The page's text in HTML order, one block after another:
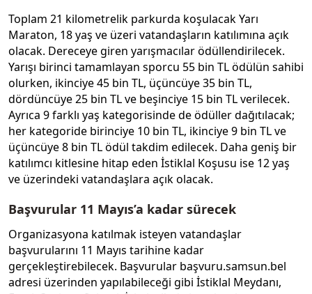
Toplam 21 kilometrelik parkurda koşulacak Yarı
Maraton, 18 yaş ve üzeri vatandaşların katılımına açık
olacak. Dereceye giren yarışmacılar ödüllendirilecek.
Yarışı birinci tamamlayan sporcu 55 bin TL ödülün sahibi
olurken, ikinciye 45 bin TL, üçüncüye 35 bin TL,
dördüncüye 25 bin TL ve beşinciye 15 bin TL verilecek.
Ayrıca 9 farklı yaş kategorisinde de ödüller dağıtılacak;
her kategoride birinciye 10 bin TL, ikinciye 9 bin TL ve
üçüncüye 8 bin TL ödül takdim edilecek. Daha geniş bir
katılımcı kitlesine hitap eden İstiklal Koşusu ise 12 yaş
ve üzerindeki vatandaşlara açık olacak.
Başvurular 11 Mayıs’a kadar sürecek
Organizasyona katılmak isteyen vatandaşlar
başvurularını 11 Mayıs tarihine kadar
gerçekleştirebilecek. Başvurular başvuru.samsun.bel
adresi üzerinden yapılabileceği gibi İstiklal Meydanı,